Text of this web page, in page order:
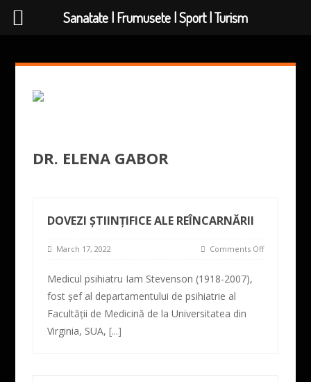
DR. ELENA GABOR
DOVEZI ȘTIINȚIFICE ALE REÎNCARNĂRII
March 17, 2022 Comments Off
Medicul psihiatru Iam Stevenson (1918-2007),
fost șef al departamentului de psihiatrie al
Facultății de Medicină de la Universitatea din
Virginia, SUA,[...]
Sanatate | Frumusete | Sport | Turism